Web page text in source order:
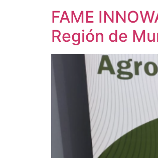
FAME
Región de